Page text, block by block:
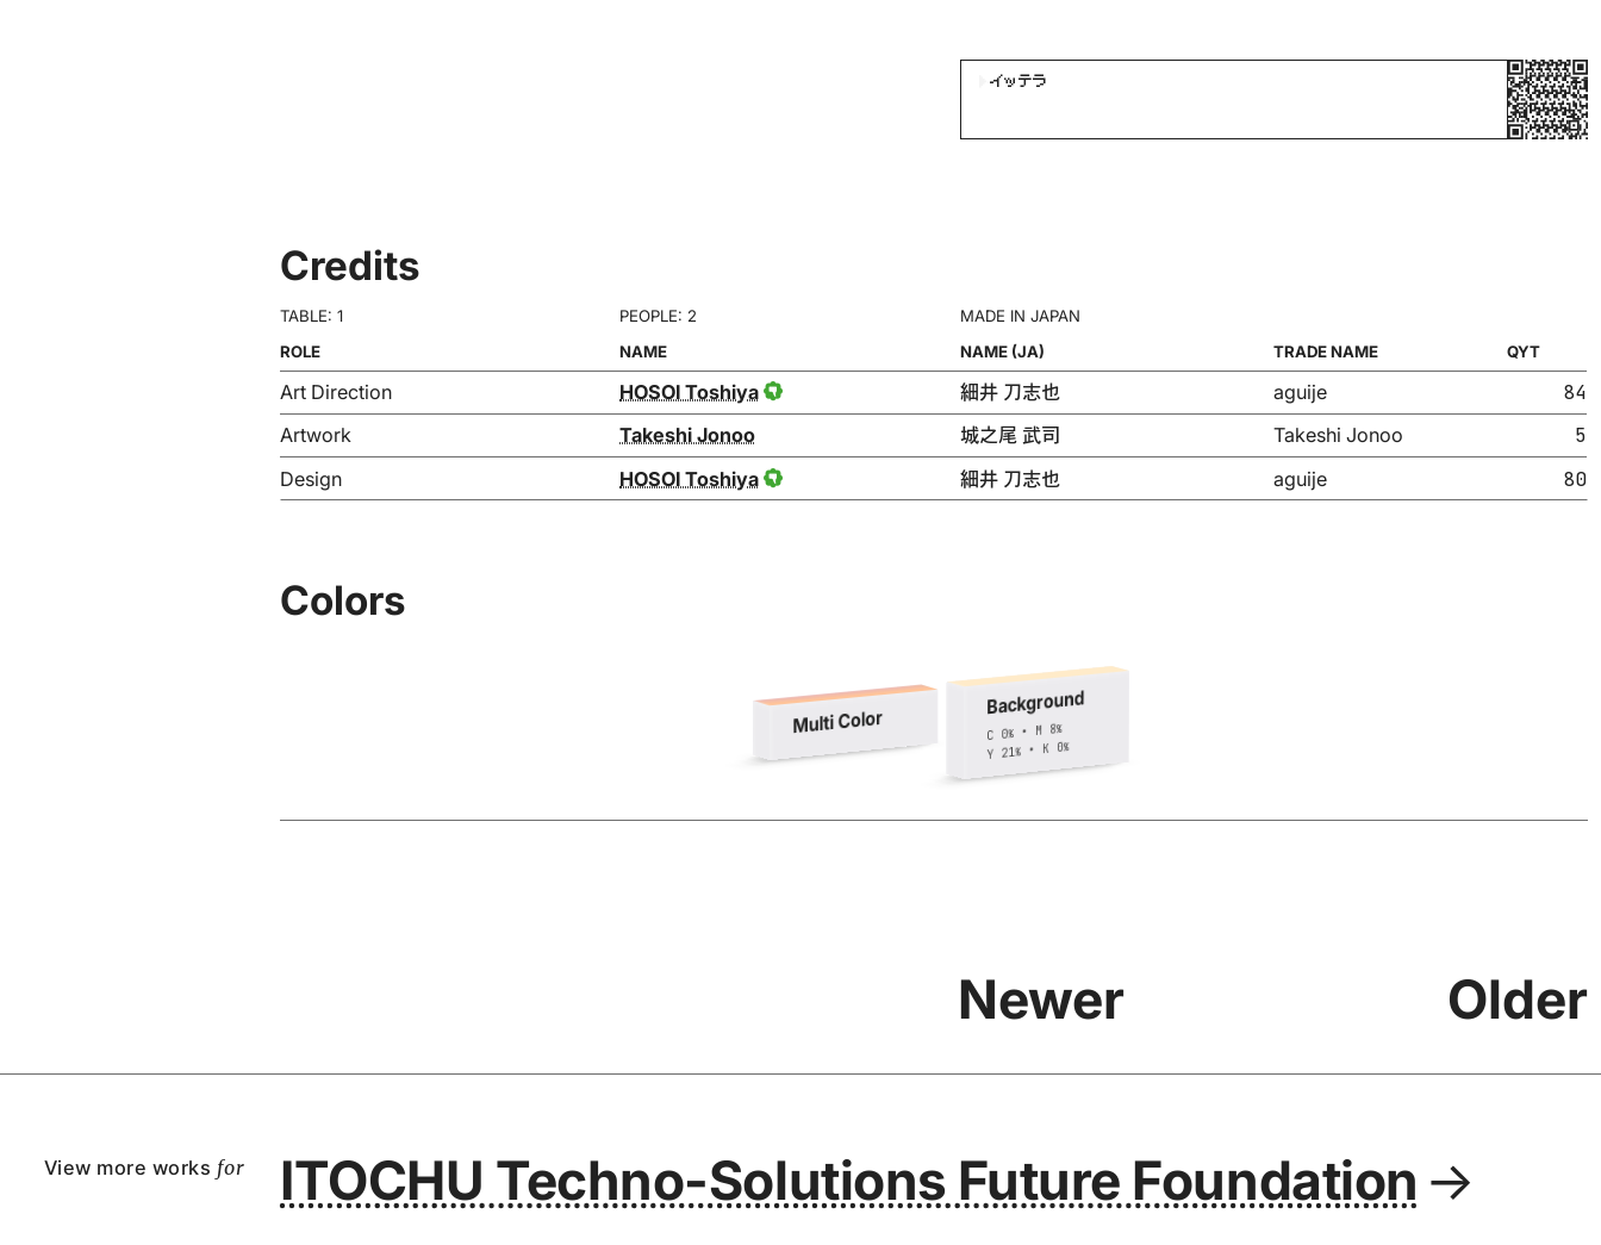
イッテラ
Credits
TABLE: 1 PEOPLE: 2
MADE IN JAPAN
ROLE
NAME NAME (JA) TRADE NAME QYT
Art Direction HOSOI Toshiya 細井 刀志也 aguije 84
Artwork Takeshi Jonoo 城之尾 武司 Takeshi Jonoo 5
Design HOSOI Toshiya 細井 刀志也 aguije 80
Colors
Multi Color
Background
C 0% • M 8%
Y 21% • K 0%
Newer Older
View more works for ITOCHU Techno-Solutions Future Foundation